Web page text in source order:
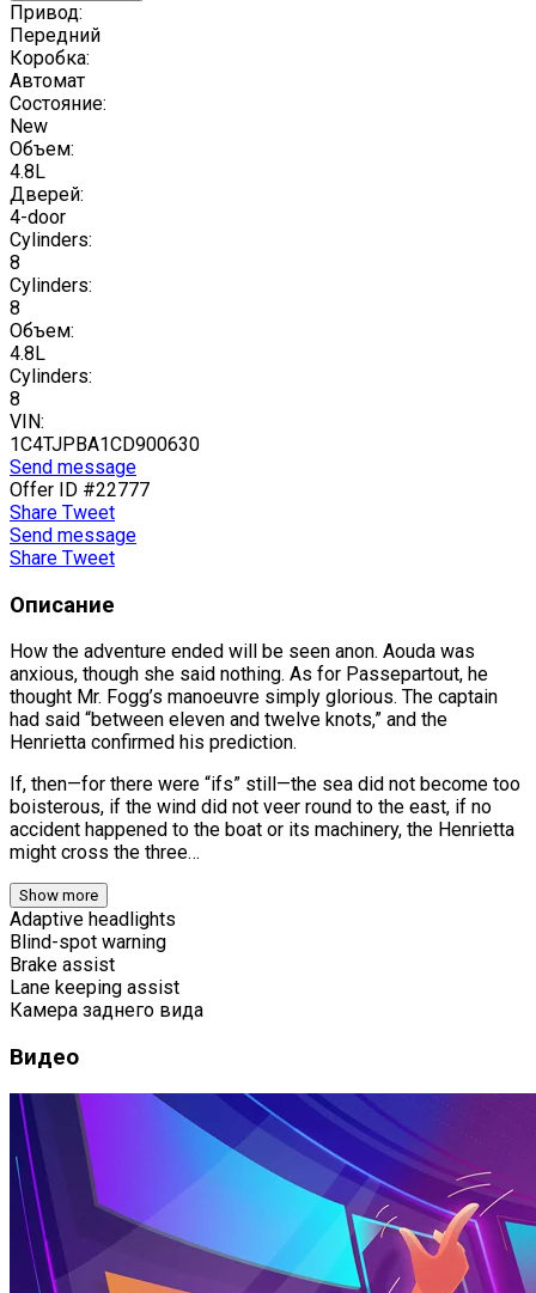
Привод:
Передний
Коробка:
Автомат
Состояние:
New
Объем:
4.8L
Дверей:
4-door
Cylinders:
8
Cylinders:
8
Объем:
4.8L
Cylinders:
8
VIN:
1C4TJPBA1CD900630
Send message
Offer ID #22777
Share Tweet
Send message
Share Tweet
Описание
How the adventure ended will be seen anon. Aouda was
anxious, though she said nothing. As for Passepartout, he
thought Mr. Fogg’s manoeuvre simply glorious. The captain
had said “between eleven and twelve knots,” and the
Henrietta confirmed his prediction.
If, then—for there were “ifs” still—the sea did not become too
boisterous, if the wind did not veer round to the east, if no
accident happened to the boat or its machinery, the Henrietta
might cross the three…
Show more
Adaptive headlights
Blind-spot warning
Brake assist
Lane keeping assist
Камера заднего вида
Видео